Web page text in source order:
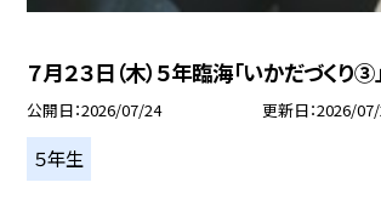
７月２３日（木）５年臨海「いかだづくり③」
公開日 2026/07/24 更新日 2026/
５年生